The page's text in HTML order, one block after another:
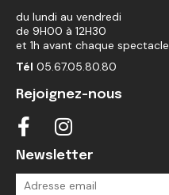
du lundi au vendredi
de 9H00 à 12H30
et 1h avant chaque spectacle
Tél 05.67.05.80.80
Rejoignez-nous
Newsletter